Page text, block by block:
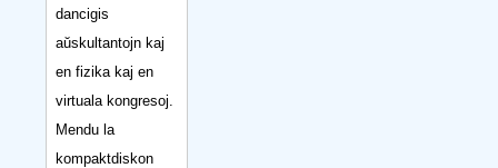
dancigis
aŭskultantojn kaj
en fizika kaj en
virtuala kongresoj.
Mendu la
kompaktdiskon